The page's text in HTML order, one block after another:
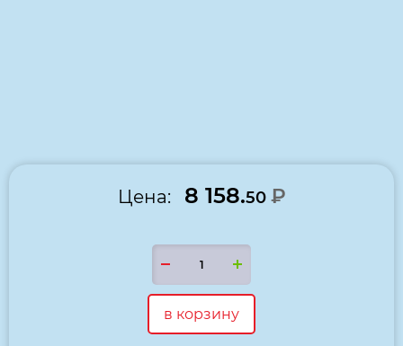
Цена: 8 158.50 ₽
в корзину